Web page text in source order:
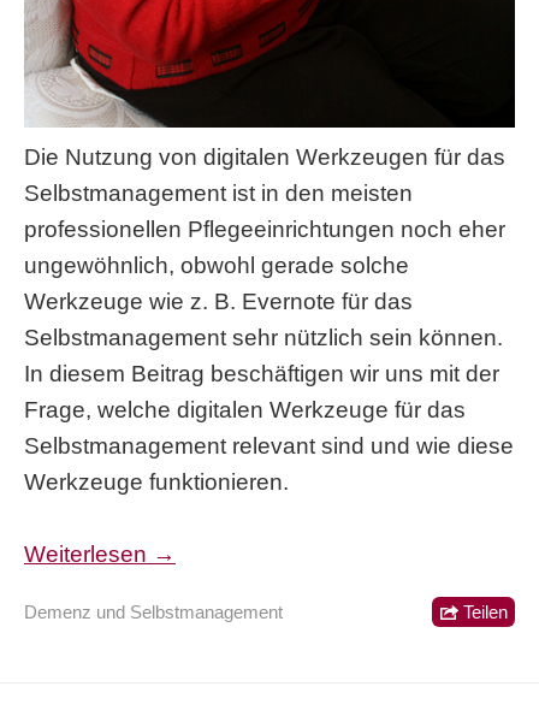
Die Nutzung von digitalen Werkzeugen für das
Selbstmanagement ist in den meisten
professionellen Pflegeeinrichtungen noch eher
ungewöhnlich, obwohl gerade solche
Werkzeuge wie z. B. Evernote für das
Selbstmanagement sehr nützlich sein können.
In diesem Beitrag beschäftigen wir uns mit der
Frage, welche digitalen Werkzeuge für das
Selbstmanagement relevant sind und wie diese
Werkzeuge funktionieren.
Weiterlesen →
Demenz und Selbstmanagement Teilen